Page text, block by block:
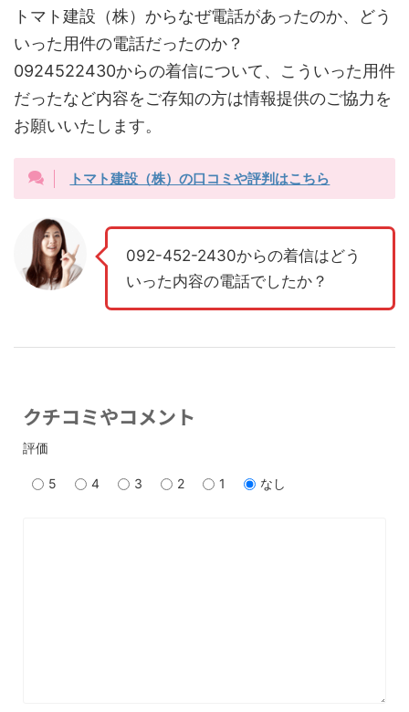
トマト建設（株）からなぜ電話があったのか、どう
いった用件の電話だったのか？
0924522430からの着信について、こういった用件
だったなど内容をご存知の方は情報提供のご協力を
お願いいたします。
トマト建設（株）の口コミや評判はこちら
092-452-2430からの着信はどう
いった内容の電話でしたか？
クチコミやコメント
評価
5 4 3 2 1 なし